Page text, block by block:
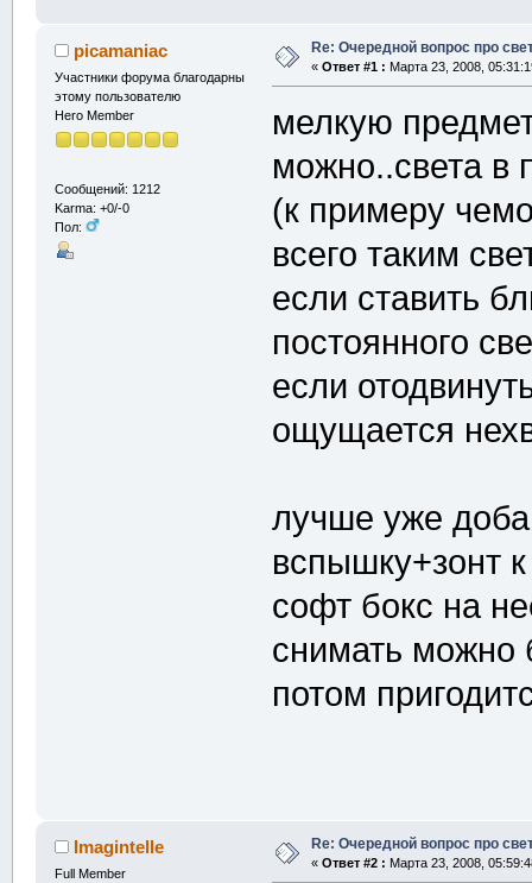
picamaniac
Участники форума благодарны
этому пользователю
Hero Member
Сообщений: 1212
Karma: +0/-0
Пол:
Re: Очередной вопрос про
« Ответ #1 : Марта 23, 2008,
мелкую
можно..света в
(к примеру
всего таким
если ставить
постоянного
если
ощущается
лучше уже
вспышку+зонт
софт бокс на
снимать можно
потом
Imagintelle
Full Member
Re: Очередной вопрос про
« Ответ #2 : Марта 23, 2008,